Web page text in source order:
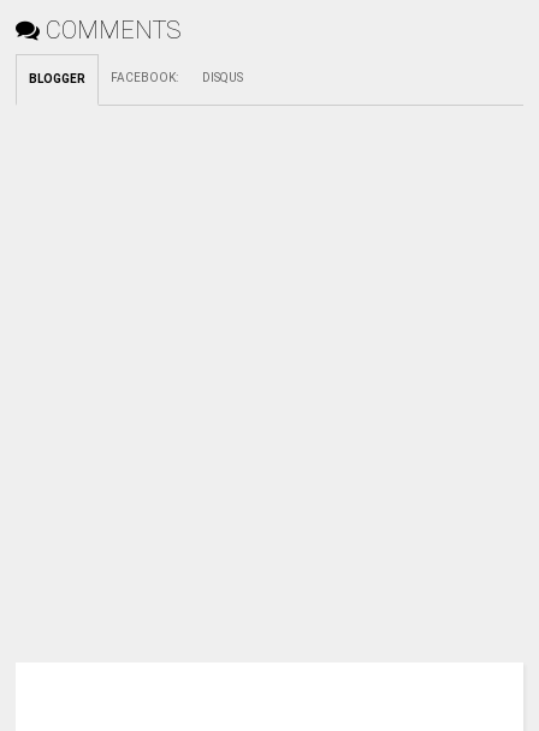
COMMENTS
BLOGGER FACEBOOK: DISQUS